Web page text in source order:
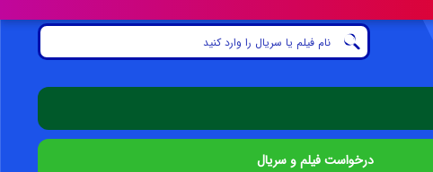
درخواست فیلم و سریال